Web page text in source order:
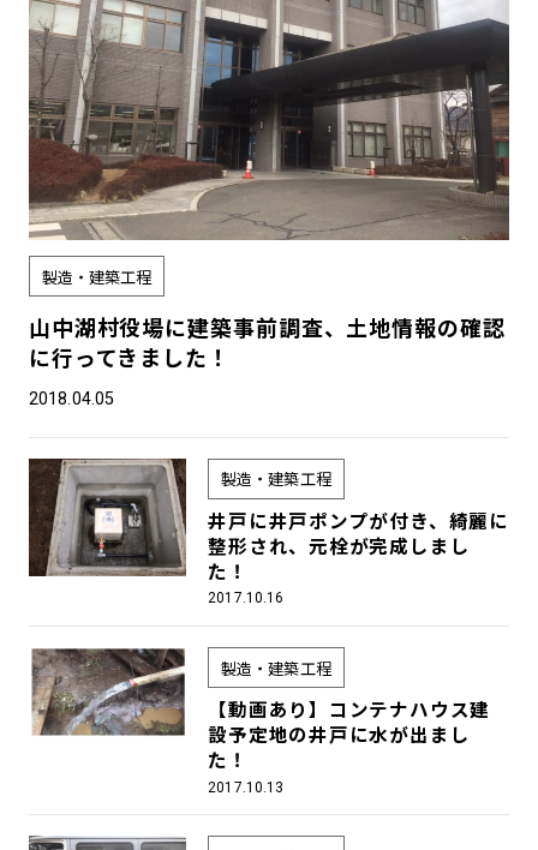
山中湖村役場に建築事前調査、土地情報の確認
に行ってきました！
製造・建築工程
2018.04.05
井戸に井戸ポンプが付き、綺麗に
整形され、元栓が完成しまし
た！
製造・建築工程
2017.10.16
【動画あり】コンテナハウス建
設予定地の井戸に水が出まし
た！
製造・建築工程
2017.10.13